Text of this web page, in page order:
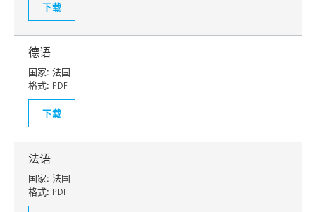
下载
德语
国家: 法国
格式: PDF
下载
法语
国家: 法国
格式: PDF